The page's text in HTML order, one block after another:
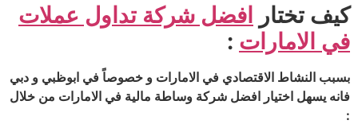
كيف تختار افضل شركة تداول عملات
في الامارات :
بسبب النشاط الاقتصادي في الامارات و خصوصاً في ابوظبي و دبي
فانه يسهل اختيار افضل شركة وساطة مالية في الامارات من خلال
: